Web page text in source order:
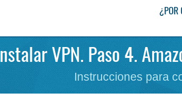
¿POR
Instalar VPN. Paso 4.
Instrucciones para